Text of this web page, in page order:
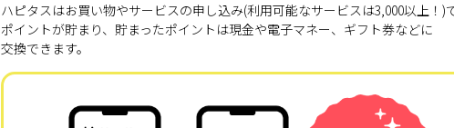
ハピタスはお買い物やサービスの申し込み(利用可能なサービスは3,000以上！)
ポイントが貯まり、貯まったポイントは現金や電子マネー、ギフト券などに
交換できます。